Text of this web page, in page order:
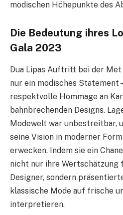
modischen Höhepunkte des
Die Bedeutung ihres
Gala 2023
Dua Lipas Auftritt bei der Met
nur ein modisches Statement
respektvolle Hommage an
bahnbrechenden Designs.
Modewelt war unbestreitbar,
seine Vision in moderner
erwecken. Indem sie ein
nicht nur ihre Wertschätzung
Designer, sondern
klassische Mode auf frische
interpretieren.